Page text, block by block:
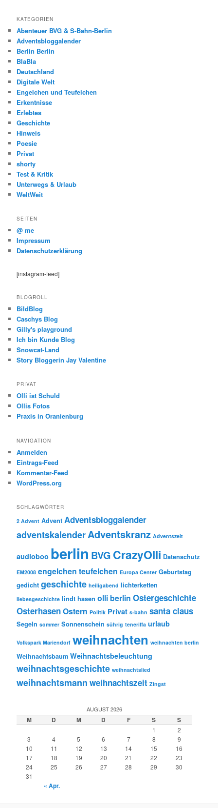
KATEGORIEN
Abenteuer BVG & S-Bahn-Berlin
Adventsbloggalender
Berlin Berlin
BlaBla
Deutschland
Digitale Welt
Engelchen und Teufelchen
Erkentnisse
Erlebtes
Geschichte
Hinweis
Poesie
Privat
shorty
Test & Kritik
Unterwegs & Urlaub
WeltWeit
SEITEN
@ me
Impressum
Datenschutzerklärung
[instagram-feed]
BLOGROLL
BildBlog
Caschys Blog
Gilly's playground
Ich bin Kunde Blog
Snowcat-Land
Story Bloggerin Jay Valentine
PRIVAT
Olli ist Schuld
Ollis Fotos
Praxis in Oranienburg
NAVIGATION
Anmelden
Eintrags-Feed
Kommentar-Feed
WordPress.org
SCHLAGWÖRTER
2 Advent Advent Adventsbloggalender
adventskalenderAdventskranz Adventszeit
audioboo berlin BVG CrazyOlli Datenschutz
EM2008 engelchen teufelchen Europa Center Geburtstag
gedicht geschichte heiligabend lichterketten
liebesgeschichte lindt hasen olli berlin Ostergeschichte
OsterhasenOstern Politik Privat s-bahn santa claus
Segeln sommer Sonnenschein sührig teneriffa urlaub
Volkspark Mariendorf weihnachten weihnachten berlin
Weihnachtsbaum Weihnachtsbeleuchtung
weihnachtsgeschichte weihnachtslied
weihnachtsmann weihnachtszeit Zingst
AUGUST 2026
M D M D F S S
1
2
3
4 5 6 7 8
9
10
11 12 13 14 15
16
17
18 19 20 21 22
23
24
25 26 27 28 29
30
31
« Apr.